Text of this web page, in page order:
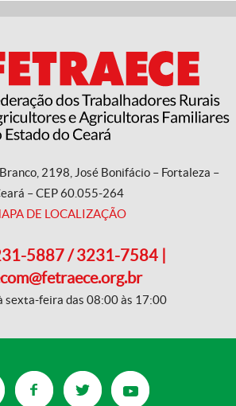
2198, José Bonifácio – Fortaleza –
– CEP 60.055-264
DE LOCALIZAÇÃO
5887 / 3231-7584 |
sexta-feira das 08:00 às 17:00